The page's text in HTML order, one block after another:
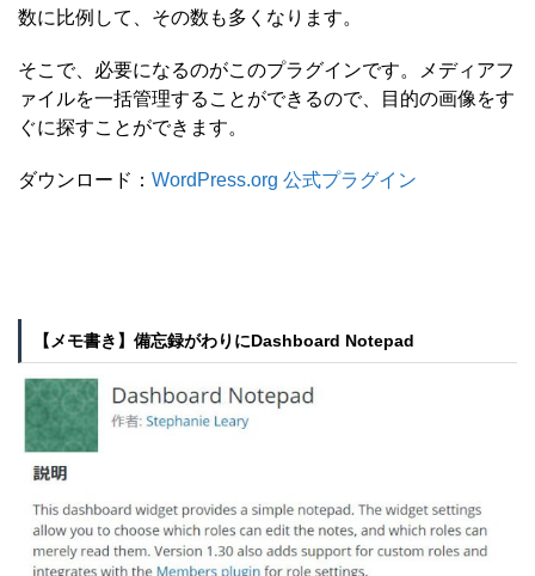
数に比例して、その数も多くなります。
そこで、必要になるのがこのプラグインです。メディアフ
ァイルを一括管理することができるので、目的の画像をす
ぐに探すことができます。
ダウンロード： WordPress.org 公式プラグイン
【メモ書き】備忘録がわりにDashboard Notepad